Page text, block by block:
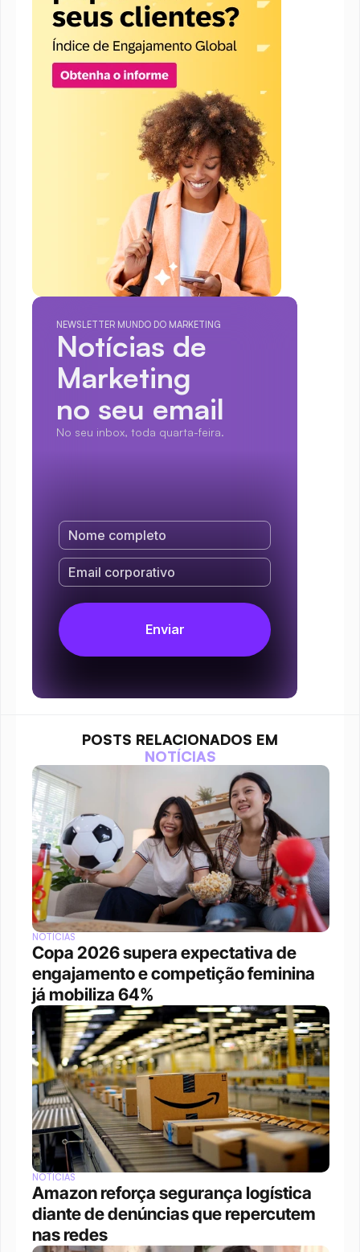
NEWSLETTER MUNDO DO MARKETING
Notícias de
Marketing
no seu email
No seu inbox, toda quarta-feira.
POSTS RELACIONADOS EM
NOTÍCIAS
NOTÍCIAS
Copa 2026 supera expectativa de
engajamento e competição feminina
já mobiliza 64%
NOTÍCIAS
Amazon reforça segurança logística
diante de denúncias que repercutem
nas redes